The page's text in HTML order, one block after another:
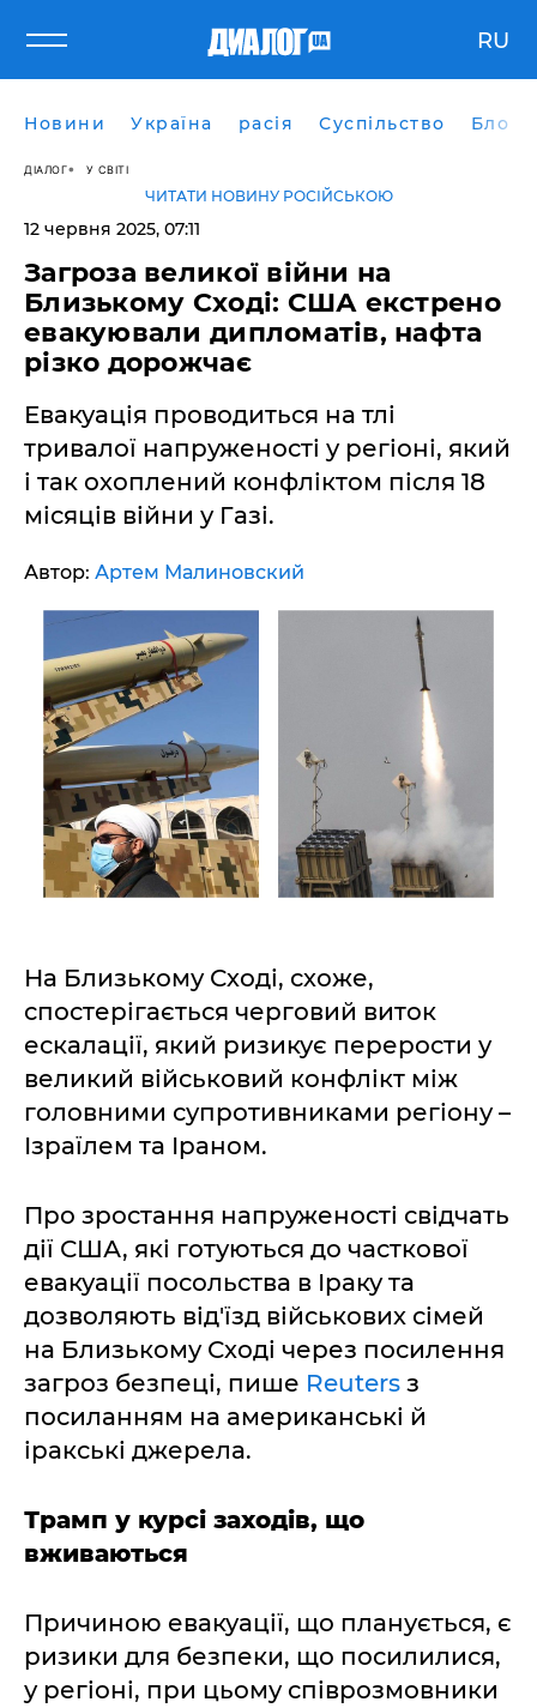
RU
Новини Україна расія Суспільство Блоги
ДІАЛОГ У СВІТІ
ЧИТАТИ НОВИНУ РОСІЙСЬКОЮ
12 червня 2025, 07:11
Загроза великої війни на
Близькому Сході: США екстрено
евакуювали дипломатів, нафта
різко дорожчає
Евакуація проводиться на тлі
тривалої напруженості у регіоні, який
і так охоплений конфліктом після 18
місяців війни у Газі.
Автор: Артем Малиновский
На Близькому Сході, схоже,
спостерігається черговий виток
ескалації, який ризикує перерости у
великий військовий конфлікт між
головними супротивниками регіону –
Ізраїлем та Іраном.
Про зростання напруженості свідчать
дії США, які готуються до часткової
евакуації посольства в Іраку та
дозволяють від'їзд військових сімей
на Близькому Сході через посилення
загроз безпеці, пише Reuters з
посиланням на американські й
іракські джерела.
Трамп у курсі заходів, що
вживаються
Причиною евакуації, що планується, є
ризики для безпеки, що посилилися,
у регіоні, при цьому співрозмовники